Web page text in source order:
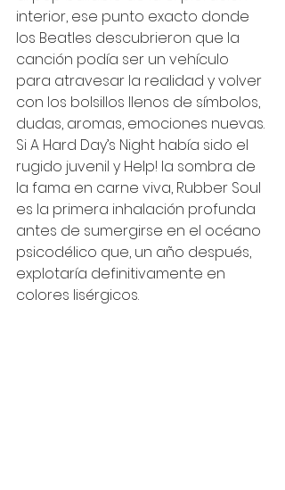
interior, ese punto exacto donde
los Beatles descubrieron que la
canción podía ser un vehículo
para atravesar la realidad y volver
con los bolsillos llenos de símbolos,
dudas, aromas, emociones nuevas.
Si A Hard Day’s Night había sido el
rugido juvenil y Help! la sombra de
la fama en carne viva, Rubber Soul
es la primera inhalación profunda
antes de sumergirse en el océano
psicodélico que, un año después,
explotaría definitivamente en
colores lisérgicos.